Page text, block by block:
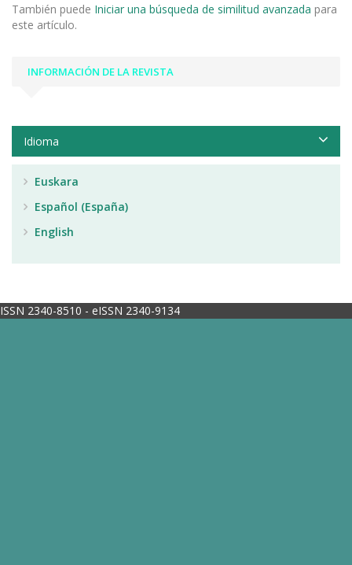
También puede Iniciar una búsqueda de similitud avanzada para
este artículo.
INFORMACIÓN DE LA REVISTA
Idioma
Euskara
Español (España)
English
ISSN 2340-8510 - eISSN 2340-9134